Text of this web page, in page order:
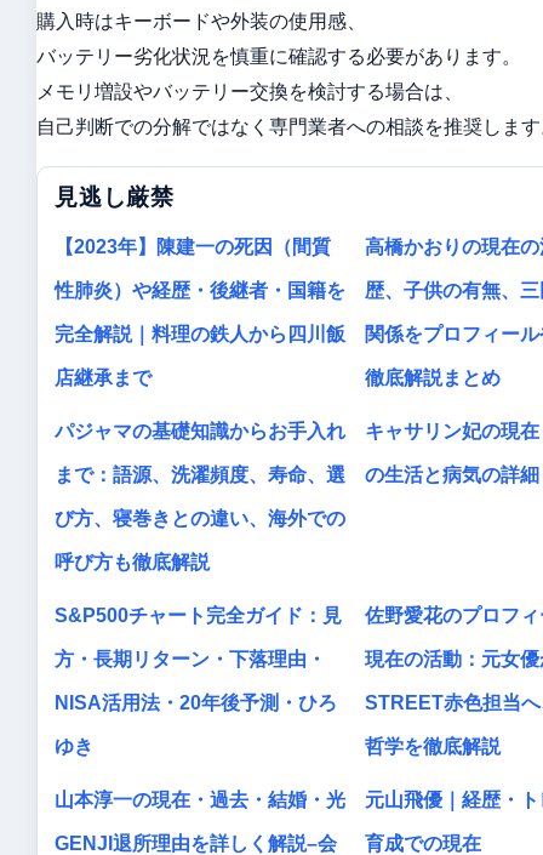
購入時はキーボードや外装の使用感、
バッテリー劣化状況を慎重に確認する必要があります。
メモリ増設やバッテリー交換を検討する場合は、
自己判断での分解ではなく専門業者への相談を推奨しま
見逃し厳禁
【2023年】陳建一の死因（間質
性肺炎）や経歴・後継者・国籍を
完全解説｜料理の鉄人から四川飯
店継承まで
高橋かおりの現在
歴、子供の有無、
関係をプロフィー
徹底解説まとめ
パジャマの基礎知識からお手入れ
まで：語源、洗濯頻度、寿命、選
び方、寝巻きとの違い、海外での
呼び方も徹底解説
キャサリン妃の現
の生活と病気の詳細
S&P500チャート完全ガイド：見
方・長期リターン・下落理由・
NISA活用法・20年後予測・ひろ
ゆき
佐野愛花のプロフ
現在の活動：元女
STREET赤色担当
哲学を徹底解説
山本淳一の現在・過去・結婚・光
GENJI退所理由を詳しく解説–会
元山飛優｜経歴・
育成での現在